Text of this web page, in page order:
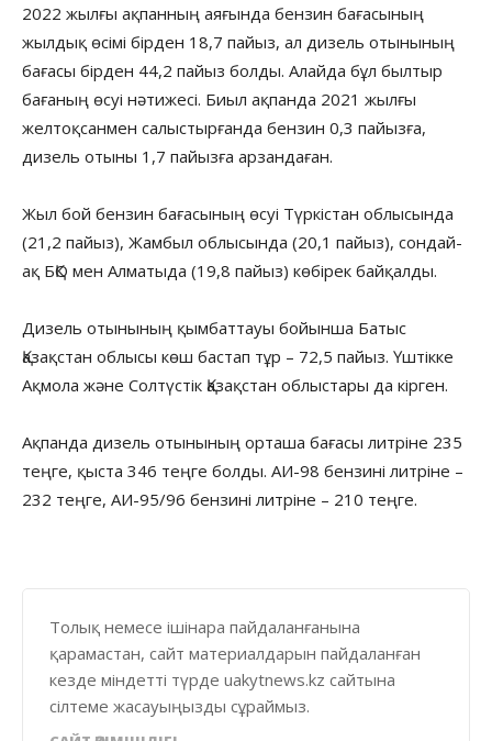
2022 жылғы ақпанның аяғында бензин бағасының
жылдық өсімі бірден 18,7 пайыз, ал дизель отынының
бағасы бірден 44,2 пайыз болды. Алайда бұл былтыр
бағаның өсуі нәтижесі. Биыл ақпанда 2021 жылғы
желтоқсанмен салыстырғанда бензин 0,3 пайызға,
дизель отыны 1,7 пайызға арзандаған.
Жыл бой бензин бағасының өсуі Түркістан облысында
(21,2 пайыз), Жамбыл облысында (20,1 пайыз), сондай-
ақ БҚО мен Алматыда (19,8 пайыз) көбірек байқалды.
Дизель отынының қымбаттауы бойынша Батыс
Қазақстан облысы көш бастап тұр – 72,5 пайыз. Үштікке
Ақмола және Солтүстік Қазақстан облыстары да кірген.
Ақпанда дизель отынының орташа бағасы литріне 235
теңге, қыста 346 теңге болды. АИ-98 бензині литріне –
232 теңге, АИ-95/96 бензині литріне – 210 теңге.
Толық немесе ішінара пайдаланғанына
қарамастан, сайт материалдарын пайдаланған
кезде міндетті түрде uakytnews.kz сайтына
сілтеме жасауыңызды сұраймыз.